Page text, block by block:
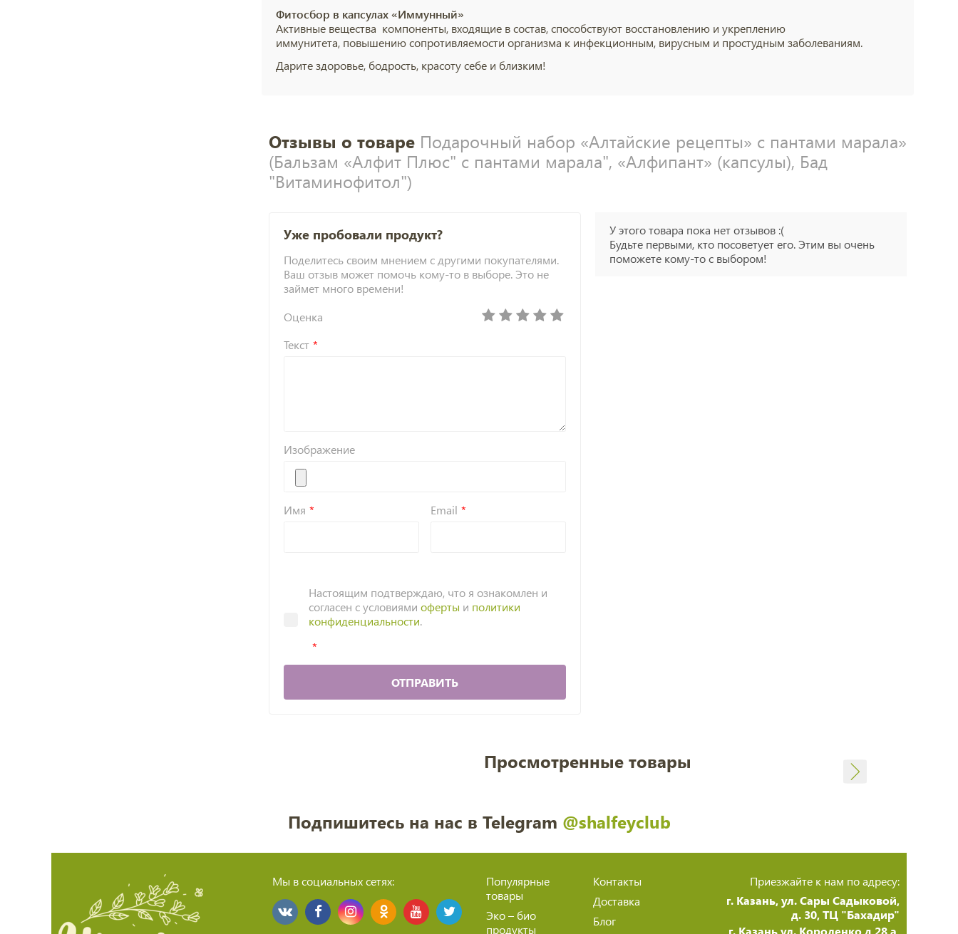
Фитосбор в капсулах «Иммунный»
Активные вещества компоненты, входящие в состав, способствуют восстановлению и укреплению
иммунитета, повышению сопротивляемости организма к инфекционным, вирусным и простудным заболеваниям.
Дарите здоровье, бодрость, красоту себе и близким!
Отзывы о товаре Подарочный набор «Алтайские рецепты» с пантами марала»
(Бальзам «Алфит Плюс" с пантами марала", «Алфипант» (капсулы), Бад
"Витаминофитол")
Уже пробовали продукт?
Поделитесь своим мнением с другими покупателями.
Ваш отзыв может помочь кому-то в выборе. Это не
займет много времени!
Оценка
Текст
Изображение
Имя Email
Настоящим подтверждаю, что я ознакомлен и
согласен с условиями оферты и политики
конфиденциальности.
ОТПРАВИТЬ
У этого товара пока нет отзывов :(
Будьте первыми, кто посоветует его. Этим вы очень
поможете кому-то с выбором!
Просмотренные товары
Подпишитесь на нас в Telegram @shalfeyclub
Мы в социальных сетях:
Популярные
товары
Эко – био
продукты
Контакты
Доставка
Блог
Приезжайте к нам по адресу:
г. Казань, ул. Сары Садыковой,
д. 30, ТЦ "Бахадир"
г. Казань,ул. Короленко д 28 а,